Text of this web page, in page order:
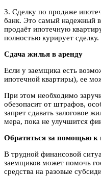
3. Сделку по продаже
банк. Это самый надежный
продаёт ипотечную
полностью курирует сделку.
Сдача жилья в аренду
Если у заемщика есть
ипотечной квартиры), ее
При этом необходимо
обезопасит от штрафов,
запрет сдавать залоговое
мера, пока не улучшится
Обратиться за помощью к
В трудной финансовой
заемщиков может помочь
средства на разовые